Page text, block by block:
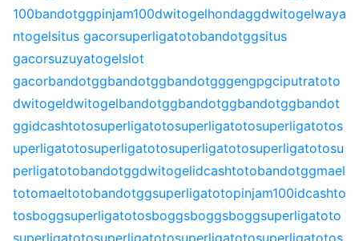
100bandotggpinjam100dwitogelhondaggdwitogelwaya
ntogelsitus gacorsuperligatotobandotggsitus
gacorsuzuyatogelslot
gacorbandotggbandotggbandotgggengpgciputratoto
dwitogeldwitogelbandotggbandotggbandotggbandot
ggidcashtotosuperligatotosuperligatotosuperligatotos
uperligatotosuperligatotosuperligatotosuperligatotosu
perligatotobandotggdwitogelidcashtotobandotggmael
totomaeltotobandotggsuperligatotopinjam100idcashto
tosboggsuperligatotosboggsboggsboggsuperligatoto